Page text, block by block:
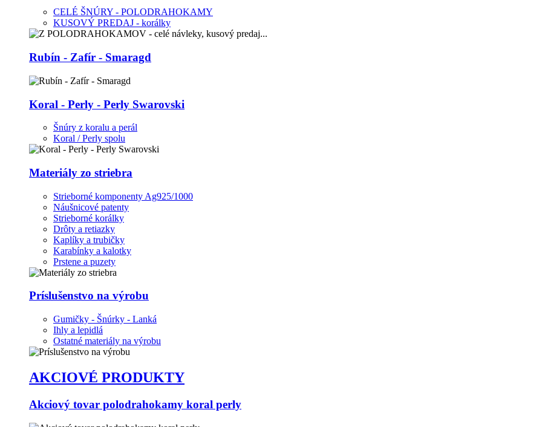
CELÉ ŠNÚRY - POLODRAHOKAMY
KUSOVÝ PREDAJ - korálky
Rubín - Zafír - Smaragd
Koral - Perly - Perly Swarovski
Šnúry z koralu a perál
Koral / Perly spolu
Materiály zo striebra
Strieborné komponenty Ag925/1000
Náušnicové patenty
Strieborné korálky
Drôty a retiazky
Kaplíky a trubičky
Karabínky a kalotky
Prstene a puzety
Príslušenstvo na výrobu
Gumičky - Šnúrky - Lanká
Ihly a lepidlá
Ostatné materiály na výrobu
AKCIOVÉ PRODUKTY
Akciový tovar polodrahokamy koral perly